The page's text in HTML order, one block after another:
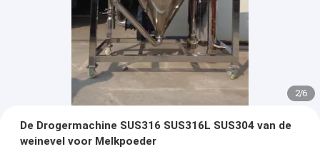
2/6
De Drogermachine SUS316 SUS316L SUS304 van de
weinevel voor Melkpoeder